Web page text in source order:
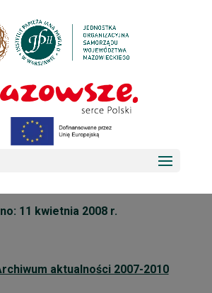
I ZAMBII
11 kwietnia 2008 r.
aktualności 2007-2010